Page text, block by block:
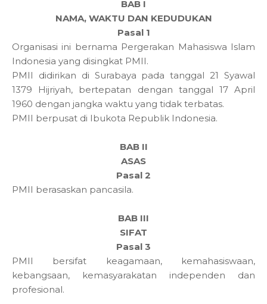
BAB I
NAMA, WAKTU DAN KEDUDUKAN
Pasal 1
Organisasi ini bernama Pergerakan Mahasiswa Islam
Indonesia yang disingkat PMII.
PMII didirikan di Surabaya pada tanggal 21 Syawal
1379 Hijriyah, bertepatan dengan tanggal 17 April
1960 dengan jangka waktu yang tidak terbatas.
PMII berpusat di Ibukota Republik Indonesia.
BAB II
ASAS
Pasal 2
PMII berasaskan pancasila.
BAB III
SIFAT
Pasal 3
PMII bersifat keagamaan, kemahasiswaan,
kebangsaan, kemasyarakatan independen dan
profesional.